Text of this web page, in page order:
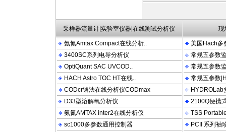
采样器流量计|实验室仪器|在线测试分析仪 现
氨氮Amtax Compact在线分析..
3400SC系列电导分析仪
OptiQuant SAC UVCOD..
HACH Astro TOC HT在线..
CODcr铬法在线分析仪CODmax
D33型溶解氧分析仪
氨氮AMTAX inter2在线分析仪
sc1000多参数通用控制器
美国Hach多
常规五参数
常规五参数
常规五参数
HYDROLab
2100Q便携
TSS
PCII 系列袖